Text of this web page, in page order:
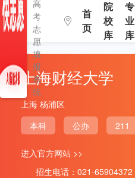
高
考
志
愿
填
报
系
统
首
页
院
校
库
专
业
库
上海财经大学
上海 杨浦区
本科
公办 211
进入官方网站 >>
招生电话：021-65904372